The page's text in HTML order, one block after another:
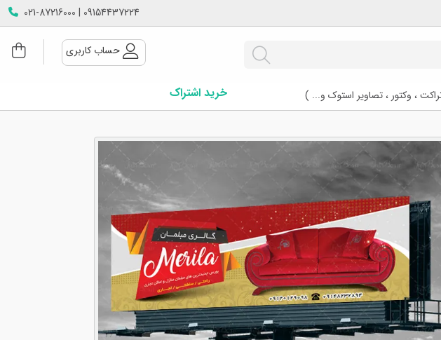
09154437224 | 021-87216000
حساب کاربری
، وکتور ، تصاویر استوک و... ) خرید اشتراک